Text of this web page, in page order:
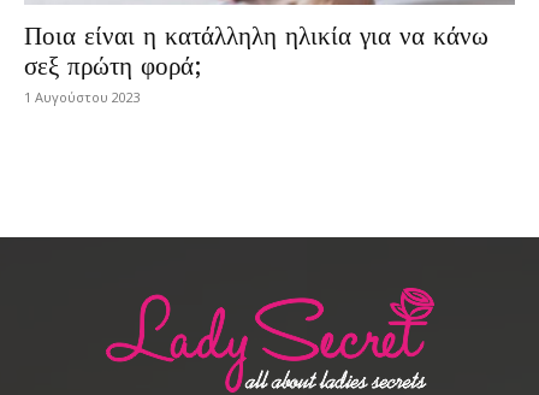
Ποια είναι η κατάλληλη ηλικία για να κάνω
σεξ πρώτη φορά;
1 Αυγούστου 2023